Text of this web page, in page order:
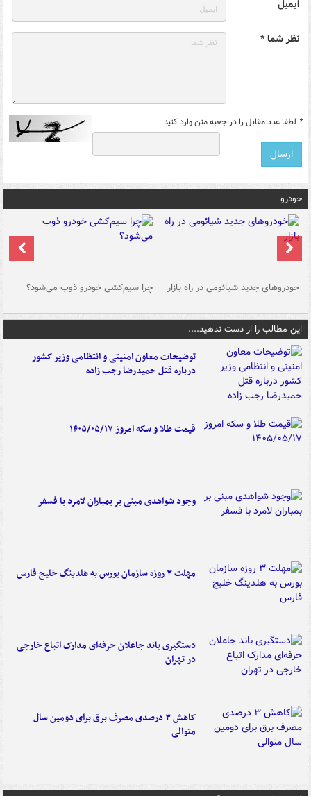
ایمیل
نظر شما *
* لطفا عدد مقابل را در جعبه متن وارد کنید
خودرو
خودروهای جدید شیائومی در راه بازار چرا سیم‌کشی خودرو ذوب می‌شود؟
این مطالب را از دست ندهید....
توضیحات معاون امنیتی و انتظامی وزیر کشور
درباره قتل حمیدرضا رجب زاده
قیمت طلا و سکه امروز ۱۴۰۵/۰۵/۱۷
وجود شواهدی مبنی بر بمباران لامرد با فسفر
مهلت ۳ روزه سازمان بورس به هلدینگ خلیج فارس
دستگیری باند جاعلان حرفه‌ای مدارک اتباع خارجی
در تهران
کاهش ۳ درصدی مصرف برق برای دومین سال
متوالی